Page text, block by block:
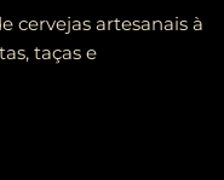
cervejas artesanais à
taças e